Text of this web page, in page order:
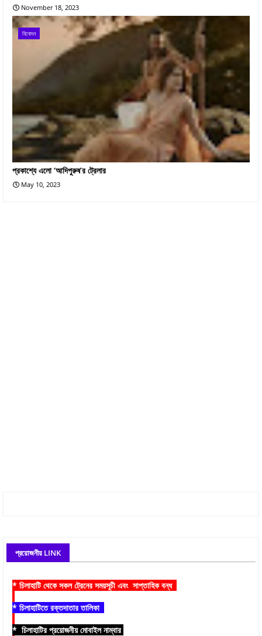
November 18, 2023
বিনোদন
প্রকাশ্যে এলো ‘আদিপুরুষ’র ট্রেলার
May 10, 2023
প্রয়োজনীয় LINK
* চিলাহাটি থেকে সকল ট্রেনের সময়সূচী এবং সাপ্তাহিক বন্ধ
* চিলাহাটিতে রক্তদাতার তালিকা
* চিলাহাটির প্রয়োজনীয় মোবাইল নাম্বার